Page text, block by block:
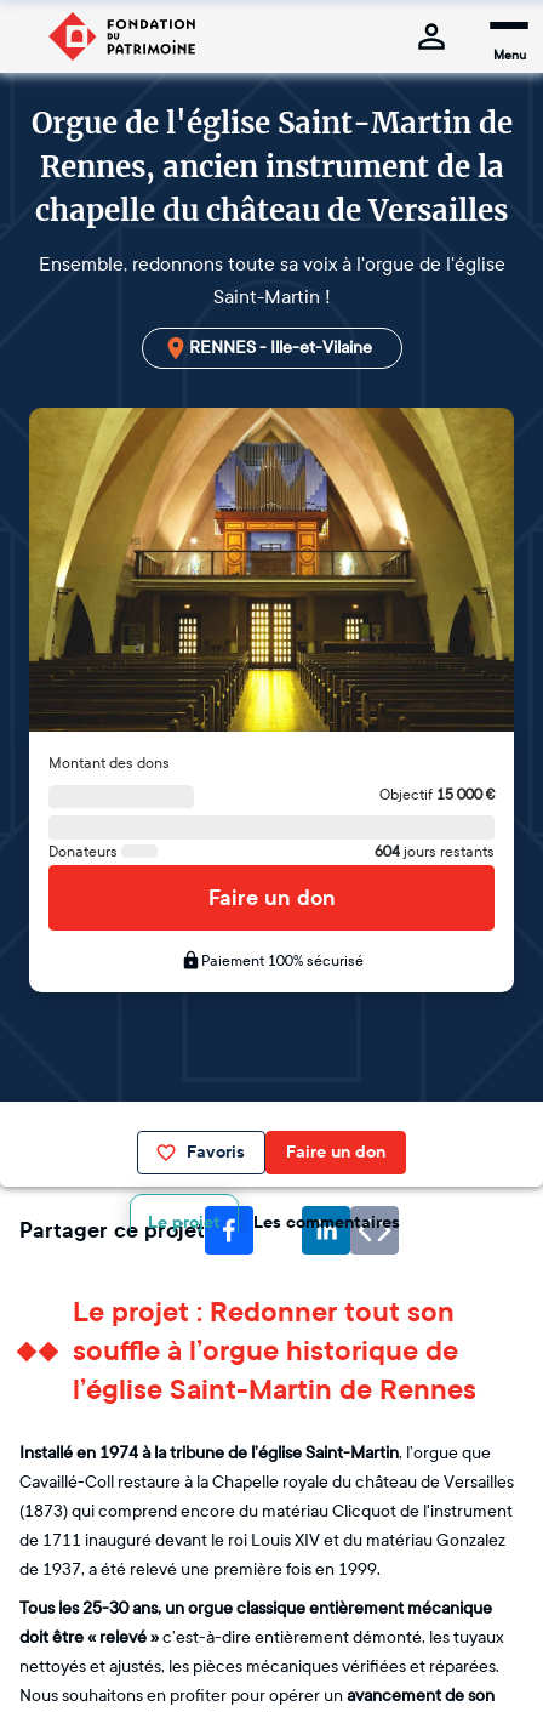
Menu
Orgue de l'église Saint-Martin de
Rennes, ancien instrument de la
chapelle du château de Versailles
Ensemble, redonnons toute sa voix à l'orgue de l'église
Saint-Martin !
RENNES - Ille-et-Vilaine
Montant des dons
Objectif 15 000€
Donateurs 604 jours restants
Faire un don
Paiement 100% sécurisé
Favoris Faire un don
Le projet Les commentaires
Partager ce projet
Le projet : Redonner tout son
souffle à l’orgue historique de
l’église Saint-Martin de Rennes
Installé en 1974 à la tribune de l’église Saint-Martin, l’orgue que
Cavaillé-Coll restaure à la Chapelle royale du château de Versailles
(1873) qui comprend encore du matériau Clicquot de l'instrument
de 1711 inauguré devant le roi Louis XIV et du matériau Gonzalez
de 1937, a été relevé une première fois en 1999.
Tous les 25-30 ans, un orgue classique entièrement mécanique
doit être « relevé »c’est-à-dire entièrement démonté, les tuyaux
nettoyés et ajustés, les pièces mécaniques vérifiées et réparées.
Nous souhaitons en profiter pour opérer unavancement de son